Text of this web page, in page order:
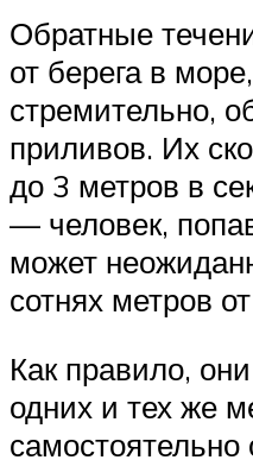
Обратные
от берега в
стремительно,
приливов. Их
до 3 метров в
— человек,
может
сотнях метров
Как правило,
одних и тех же
самостоятельно